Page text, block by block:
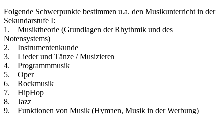
Folgende Schwerpunkte bestimmen u.a. den Musikunterricht in der
Sekundarstufe I:
1. Musiktheorie (Grundlagen der Rhythmik und des
Notensystems)
2. Instrumentenkunde
3. Lieder und Tänze / Musizieren
4. Programmmusik
5. Oper
6. Rockmusik
7. HipHop
8. Jazz
9. Funktionen von Musik (Hymnen, Musik in der Werbung)